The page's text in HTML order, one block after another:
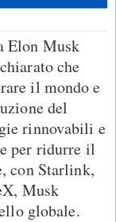
Elon Musk
che
il mondo e
del
rinnovabili e
per ridurre il
con Starlink,
Musk
globale.